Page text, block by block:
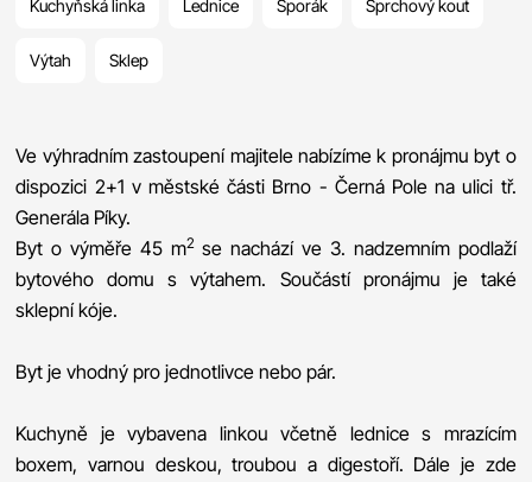
Kuchyňská linka Lednice Sporák Sprchový kout
Výtah Sklep
Ve výhradním zastoupení majitele nabízíme k pronájmu byt o
dispozici 2+1 v městské části Brno - Černá Pole na ulici tř.
Generála Píky.
Byt o výměře 45 m2se nachází ve 3. nadzemním podlaží
bytového domu s výtahem. Součástí pronájmu je také
sklepní kóje.
Byt je vhodný pro jednotlivce nebo pár.
Kuchyně je vybavena linkou včetně lednice s mrazícím
boxem, varnou deskou, troubou a digestoří. Dále je zde